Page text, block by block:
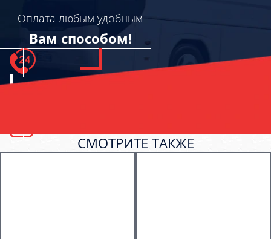
Оплата любым удобным
Вам способом!
СМОТРИТЕ ТАКЖЕ